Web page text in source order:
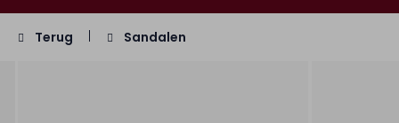
Terug Sandalen